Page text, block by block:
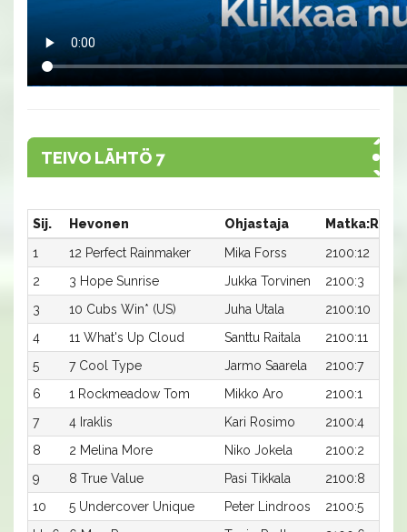
TEIVO LÄHTÖ 7
Sij. Hevonen Ohjastaja
Matka:Rata
1
12 Perfect Rainmaker Mika Forss
2100:12
2
3 Hope Sunrise Jukka Torvinen
2100:3
3
10 Cubs Win* (US) Juha Utala
2100:10
4
11 What's Up Cloud Santtu Raitala
2100:11
5
7 Cool Type Jarmo Saarela
2100:7
6
1 Rockmeadow Tom Mikko Aro
2100:1
7
4 Iraklis Kari Rosimo
2100:4
8
2 Melina More Niko Jokela
2100:2
9
8 True Value Pasi Tikkala
2100:8
10
5 Undercover Unique Peter Lindroos
2100:5